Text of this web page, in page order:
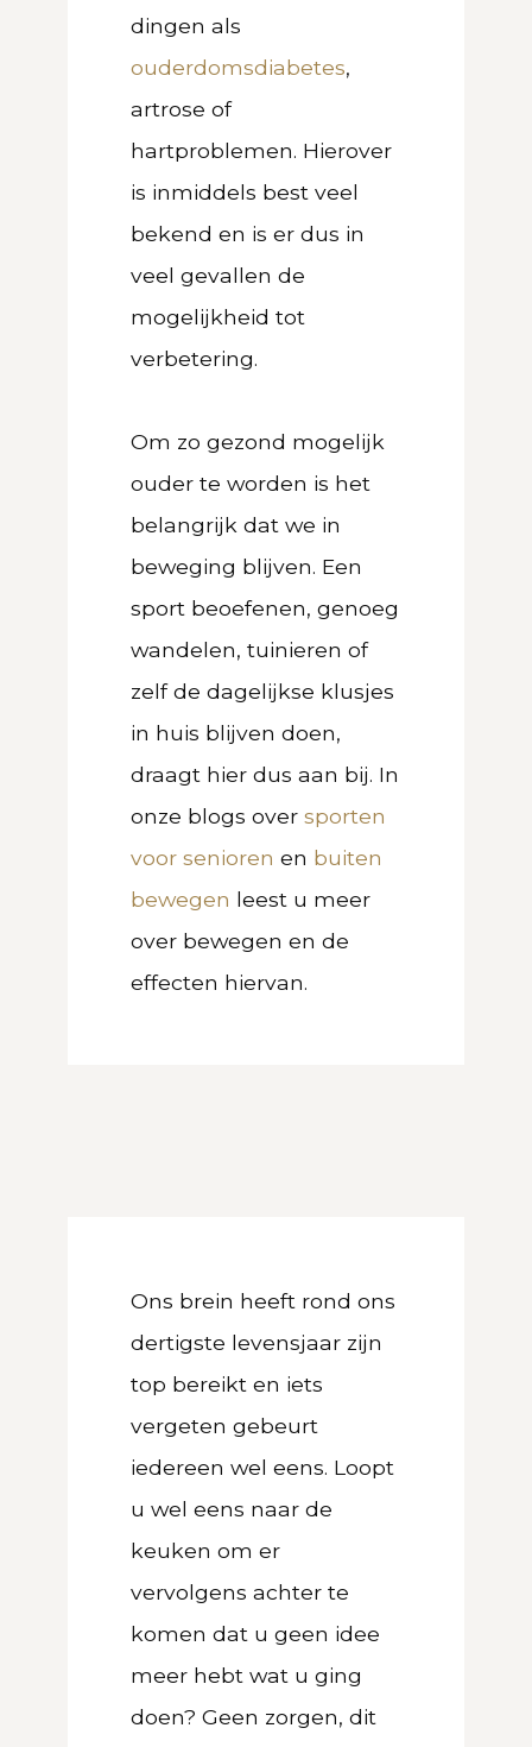
dingen als
ouderdomsdiabetes,
artrose of
hartproblemen. Hierover
is inmiddels best veel
bekend en is er dus in
veel gevallen de
mogelijkheid tot
verbetering.
Om zo gezond mogelijk
ouderte worden is het
belangrijk dat we in
beweging blijven. Een
sport beoefenen, genoeg
wandelen, tuinieren of
zelf de dagelijkse klusjes
in huis blijven doen,
draagt hier dus aan bij. In
onze blogs over sporten
voor senioren en buiten
bewegen leest u meer
over bewegen en de
effecten hiervan.
Ons brein heeft rond ons
dertigste levensjaar zijn
top bereikt en iets
vergeten gebeurt
iedereen wel eens. Loopt
u wel eens naar de
keuken om er
vervolgens achter te
komen dat u geen idee
meer hebt wat u ging
doen? Geen zorgen, dit